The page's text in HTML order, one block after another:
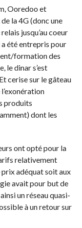
Ooredoo et
la 4G (donc une
jusqu’au coeur
été entrepris pour
formation des
le dinar s’est
cerise sur le gâteau
produits
dont les
ont opté pour la
relativement
adéquat soit aux
avait pour but de
un réseau quasi-
à un retour sur